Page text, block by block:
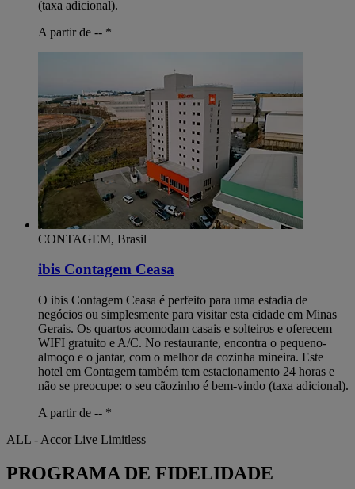
(taxa adicional).
A partir de -- *
CONTAGEM, Brasil
ibis Contagem Ceasa
O ibis Contagem Ceasa é perfeito para uma estadia de
negócios ou simplesmente para visitar esta cidade em Minas
Gerais. Os quartos acomodam casais e solteiros e oferecem
WIFI gratuito e A/C. No restaurante, encontra o pequeno-
almoço e o jantar, com o melhor da cozinha mineira. Este
hotel em Contagem também tem estacionamento 24 horas e
não se preocupe: o seu cãozinho é bem-vindo (taxa adicional).
A partir de -- *
ALL - Accor Live Limitless
PROGRAMA DE FIDELIDADE